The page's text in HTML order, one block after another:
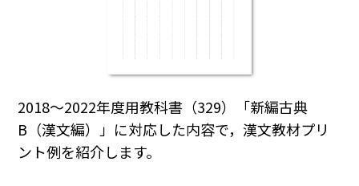
2018～2022年度用教科書（329）「新編古典
B（漢文編）」に対応した内容で，漢文教材プリ
ント例を紹介します。